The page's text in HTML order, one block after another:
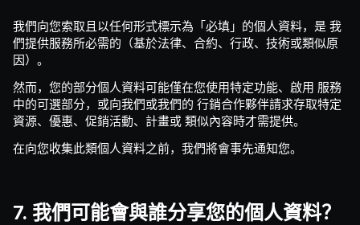
我們向您索取且以任何形式標示為「必填」的個人資料，是 我
們提供服務所必需的（基於法律、合約、行政、技術或類似原
因）。
然而，您的部分個人資料可能僅在您使用特定功能、啟用 服務
中的可選部分，或向我們或我們的 行銷合作夥伴請求存取特定
資源、優惠、促銷活動、計畫或 類似內容時才需提供。
在向您收集此類個人資料之前，我們將會事先通知您。
7. 我們可能會與誰分享您的個人資料？